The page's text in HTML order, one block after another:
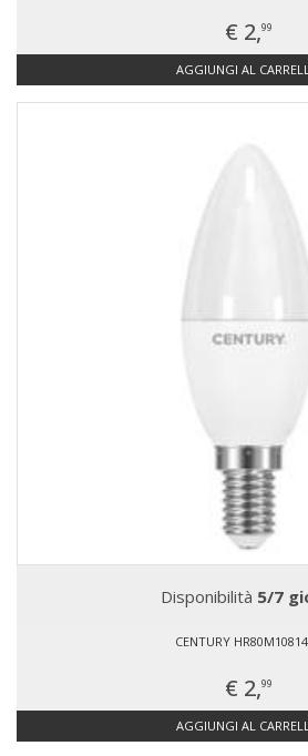
€ 2,99
AGGIUNGI AL
Disponibilità 5/7
CENTURY
€ 2,99
AGGIUNGI AL